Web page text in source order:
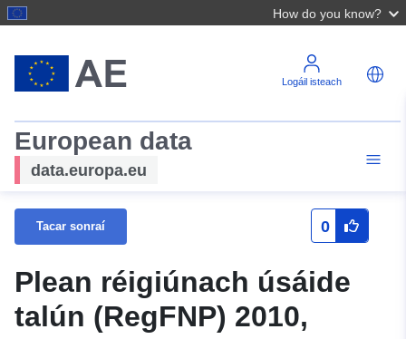
How do you know?
Logáil isteach
European data
data.europa.eu
Tacar sonraí 0
Plean réigiúnach úsáide
talún (RegFNP) 2010,